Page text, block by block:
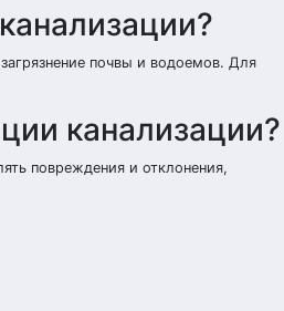
почвы и водоемов. Для
канализации?
повреждения и отклонения,